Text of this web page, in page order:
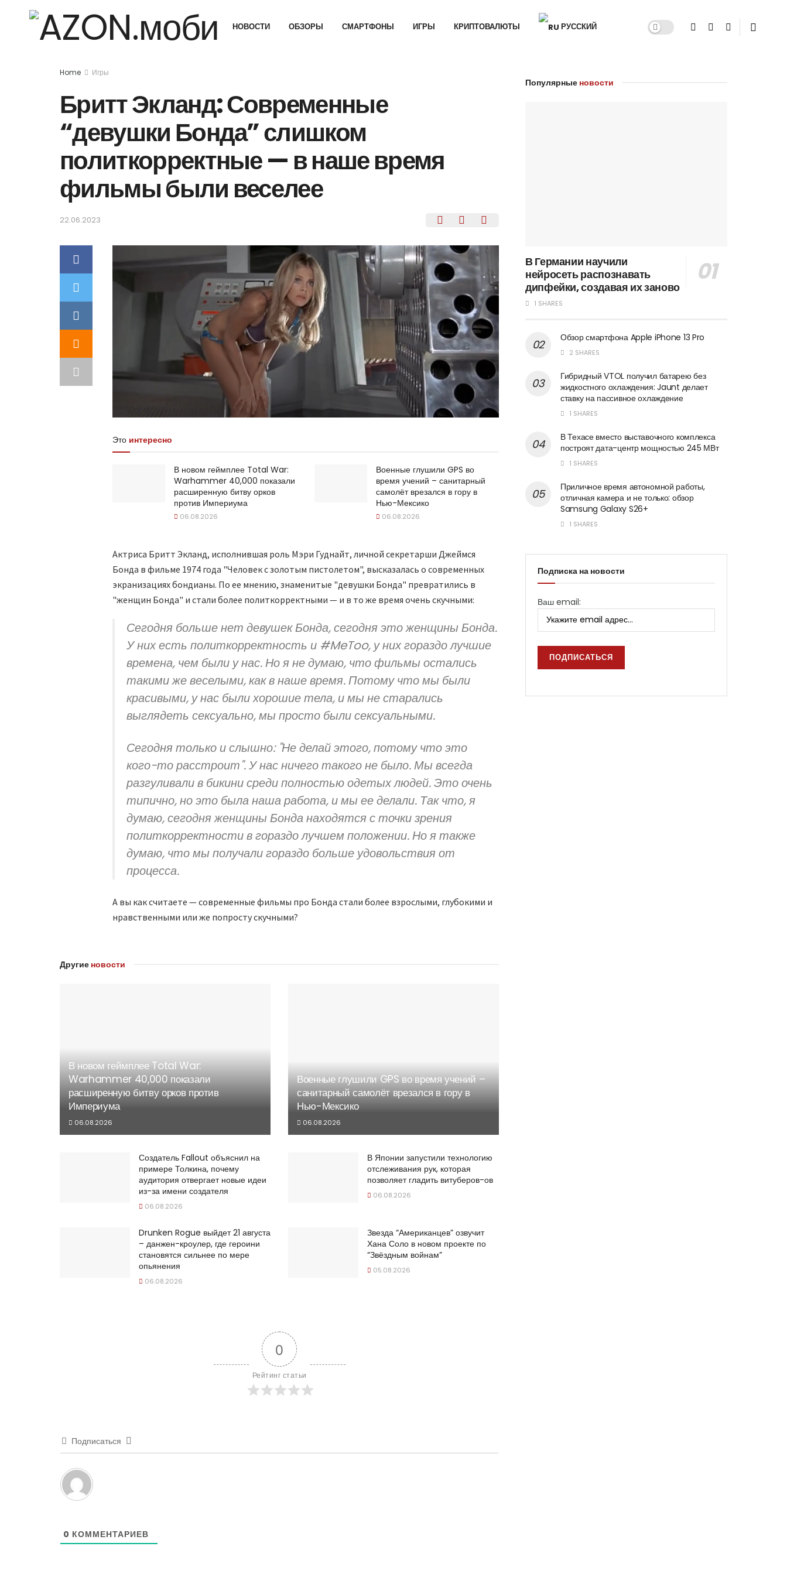
НОВОСТИ ОБЗОРЫ СМАРТФОНЫ ИГРЫ КРИПТОВАЛЮТЫ РУССКИЙ
Home Игры
Бритт Экланд: Современные
“девушки Бонда” слишком
политкорректные — в наше время
фильмы были веселее
22.06.2023
Это интересно
В новом геймплее Total War:
Warhammer 40,000 показали
расширенную битву орков
против Империума
06.08.2026
Военные глушили GPS во
время учений – санитарный
самолёт врезался в гору в
Нью-Мексико
06.08.2026
Актриса Бритт Экланд, исполнившая роль Мэри Гуднайт, личной секретарши Джеймся
Бонда в фильме 1974 года "Человек с золотым пистолетом", высказалась о современных
экранизациях бондианы. По ее мнению, знаменитые "девушки Бонда" превратились в
"женщин Бонда" и стали более политкорректными — и в то же время очень скучными:
Сегодня больше нет девушек Бонда, сегодня это женщины Бонда.
У них есть политкорректность и #MeToo, у них гораздо лучшие
времена, чем были у нас. Но я не думаю, что фильмы остались
такими же веселыми, как в наше время. Потому что мы были
красивыми, у нас были хорошие тела, и мы не старались
выглядеть сексуально, мы просто были сексуальными.
Сегодня только и слышно: "Не делай этого, потому что это
кого-то расстроит". У нас ничего такого не было. Мы всегда
разгуливали в бикини среди полностью одетых людей. Это очень
типично, но это была наша работа, и мы ее делали. Так что, я
думаю, сегодня женщины Бонда находятся с точки зрения
политкорректности в гораздо лучшем положении. Но я также
думаю, что мы получали гораздо больше удовольствия от
процесса.
А вы как считаете — современные фильмы про Бонда стали более взрослыми, глубокими и
нравственными или же попросту скучными?
Другие новости
В новом геймплее Total War:
Warhammer 40,000 показали
расширенную битву орков против
Империума
06.08.2026
Военные глушили GPS во время учений –
санитарный самолёт врезался в гору в
Нью-Мексико
06.08.2026
Создатель Fallout объяснил на
примере Толкина, почему
аудитория отвергает новые идеи
из-за имени создателя
06.08.2026
В Японии запустили технологию
отслеживания рук, которая
позволяет гладить витуберов-ов
06.08.2026
Drunken Rogue выйдет 21 августа
– данжен-кроулер, где героини
становятся сильнее по мере
опьянения
06.08.2026
Звезда “Американцев” озвучит
Хана Соло в новом проекте по
“Звёздным войнам”
05.08.2026
0
Рейтинг статьи
Подписаться
0 КОММЕНТАРИЕВ
Популярные новости
В Германии научили
нейросеть распознавать
дипфейки, создавая их заново
1 SHARES
Обзор смартфона Apple iPhone 13 Pro
2 SHARES
Гибридный VTOL получил батарею без
жидкостного охлаждения: Jaunt делает
ставку на пассивное охлаждение
1 SHARES
В Техасе вместо выставочного комплекса
построят дата-центр мощностью 245 МВт
1 SHARES
Приличное время автономной работы,
отличная камера и не только: обзор
Samsung Galaxy S26+
1 SHARES
Подписка на новости
Ваш email: